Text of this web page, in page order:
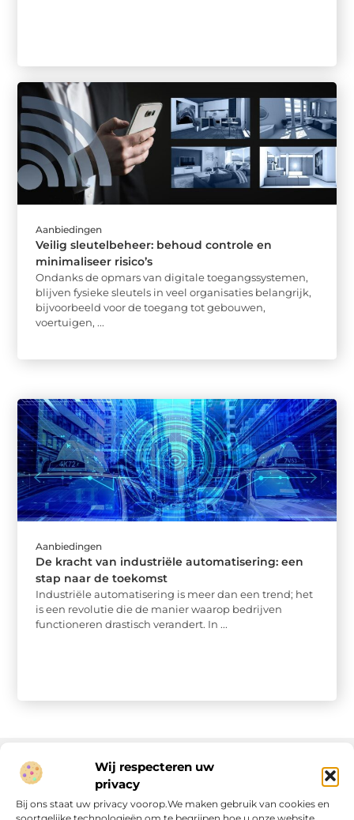
Wij respecteren uw
privacy
Bij ons staat uw privacy voorop.We maken gebruik van cookies en
Aanbiedingen
Veilig sleutelbeheer: behoud controle en
minimaliseer risico’s
Ondanks de opmars van digitale toegangssystemen,
blijven fysieke sleutels in veel organisaties belangrijk,
bijvoorbeeld voor de toegang tot gebouwen,
voertuigen, ...
Aanbiedingen
De kracht van industriële automatisering: een
stap naar de toekomst
Industriële automatisering is meer dan een trend; het
is een revolutie die de manier waarop bedrijven
functioneren drastisch verandert. In ...
Onze informatie